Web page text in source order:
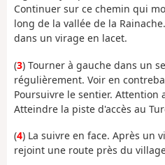
Continuer sur ce chemin qui
long de la vallée de la
dans un virage en lacet.
(3) Tourner à gauche dans un
régulièrement. Voir en
Poursuivre le sentier.
Atteindre la piste d'accès au
(4) La suivre en face. Après un
rejoint une route près du